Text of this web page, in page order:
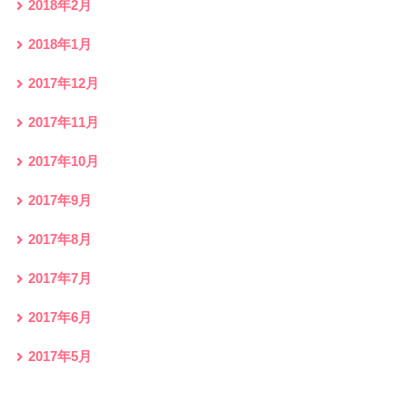
2018年2月
2018年1月
2017年12月
2017年11月
2017年10月
2017年9月
2017年8月
2017年7月
2017年6月
2017年5月